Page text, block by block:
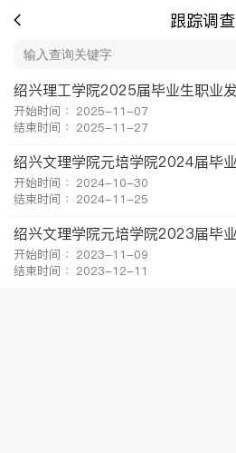
跟踪调查
开始时间 ：2025-11-07
结束时间 ：2025-11-27
开始时间 ：2024-10-30
结束时间 ：2024-11-25
开始时间 ：2023-11-09
结束时间 ：2023-12-11